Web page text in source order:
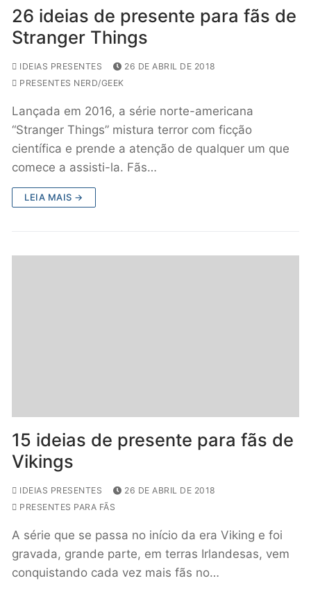
26 ideias de presente para fãs de
Stranger Things
IDEIAS PRESENTES
26 DE ABRIL DE 2018
PRESENTES NERD/GEEK
Lançada em 2016, a série norte-americana
“Stranger Things” mistura terror com ficção
científica e prende a atenção de qualquer um que
comece a assisti-la. Fãs…
LEIA MAIS →
15 ideias de presente para fãs de
Vikings
IDEIAS PRESENTES
26 DE ABRIL DE 2018
PRESENTES PARA FÃS
A série que se passa no início da era Viking e foi
gravada, grande parte, em terras Irlandesas, vem
conquistando cada vez mais fãs no…